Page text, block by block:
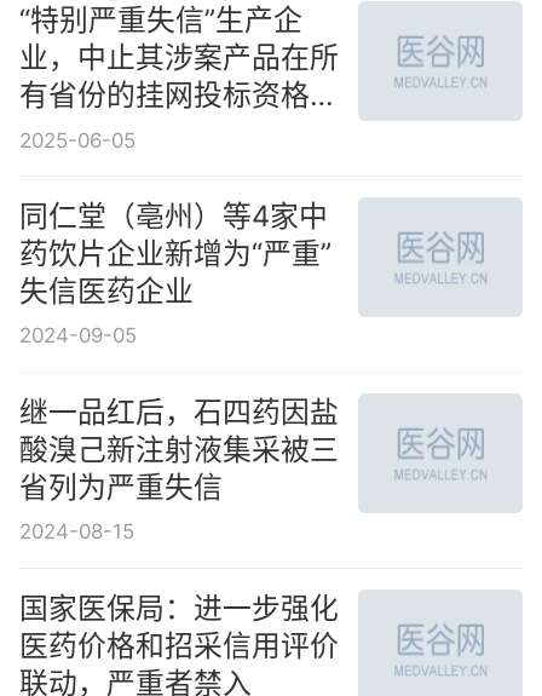
“特别严重失信”生产企
业，中止其涉案产品在所
有省份的挂网投标资格，
国家医保局发布2025版
制度
2025-06-05
同仁堂（亳州）等4家中
药饮片企业新增为“严重”
失信医药企业
2024-09-05
继一品红后，石四药因盐
酸溴己新注射液集采被三
省列为严重失信
2024-08-15
国家医保局：进一步强化
医药价格和招采信用评价
联动，严重者禁入